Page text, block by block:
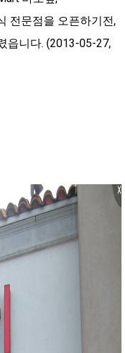
전문점을 오픈하기전,
읍니다. (2013-05-27,